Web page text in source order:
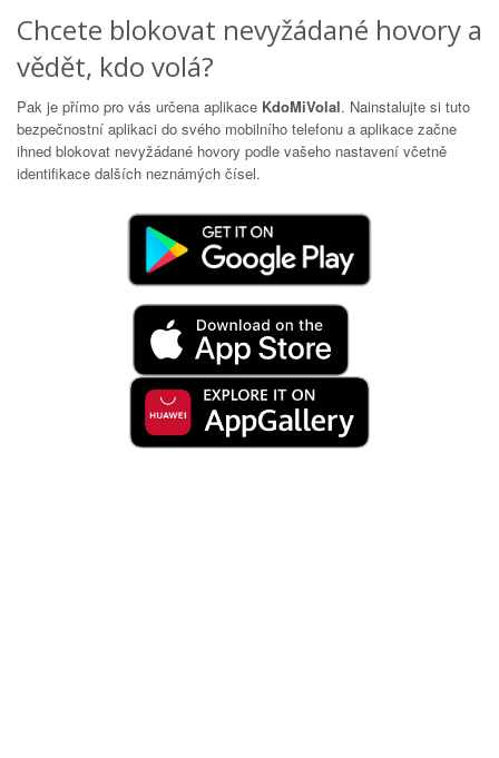
Chcete blokovat nevyžádané hovory a
vědět, kdo volá?
Pak je přímo pro vás určena aplikace KdoMiVolal. Nainstalujte si tuto
bezpečnostní aplikaci do svého mobilního telefonu a aplikace začne
ihned blokovat nevyžádané hovory podle vašeho nastavení včetně
identifikace dalších neznámých čísel.